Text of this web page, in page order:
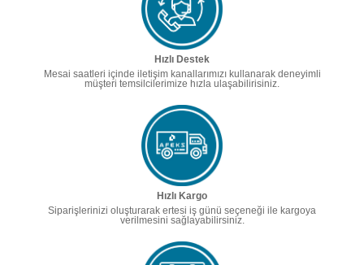
Hızlı Destek
Mesai saatleri içinde iletişim kanallarımızı kullanarak deneyimli
müşteri temsilcilerimize hızla ulaşabilirisiniz.
Hızlı Kargo
Siparişlerinizi oluşturarak ertesi iş günü seçeneği ile kargoya
verilmesini sağlayabilirsiniz.